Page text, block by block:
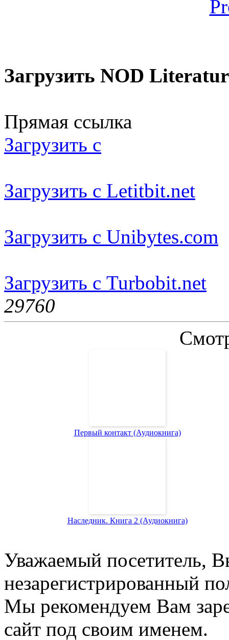
Загрузить NOD
Прямая ссылка
Загрузить с
Загрузить с Letitbit.net
Загрузить с Unibytes.com
Загрузить с Turbobit.net
29760
Первый контакт (Аудиокнига)
Наследник. Книга 2 (Аудиокнига)
Уважаемый посетитель,
незарегистрированный
Мы рекомендуем Вам
сайт под своим именем.